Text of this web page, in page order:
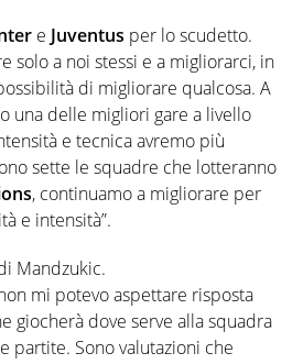
e Juventus per lo scudetto.
solo a noi stessi e a migliorarci, in
di migliorare qualcosa. A
una delle migliori gare a livello
e tecnica avremo più
sette le squadre che lotteranno
, continuamo a migliorare per
e intensità”.
Mandzukic.
mi potevo aspettare risposta
giocherà dove serve alla squadra
partite. Sono valutazioni che